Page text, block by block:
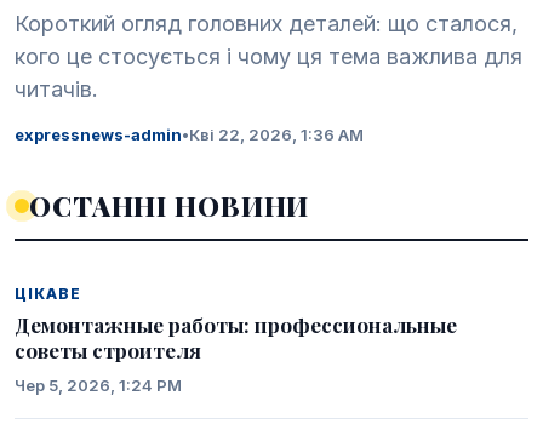
Короткий огляд головних деталей: що сталося,
кого це стосується і чому ця тема важлива для
читачів.
expressnews-admin•Кві 22, 2026, 1:36 AM
ОСТАННІ НОВИНИ
ЦІКАВЕ
Демонтажные работы: профессиональные
советы строителя
Чер 5, 2026, 1:24 PM